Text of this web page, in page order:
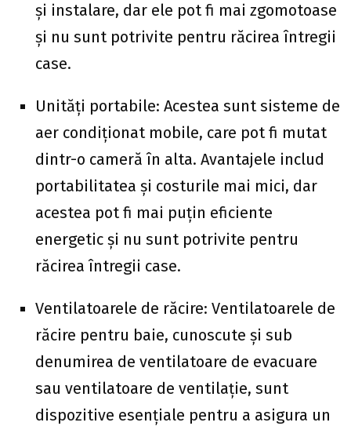
și instalare, dar ele pot fi mai zgomotoase
și nu sunt potrivite pentru răcirea întregii
case.
Unități portabile: Acestea sunt sisteme de
aer condiționat mobile, care pot fi mutat
dintr-o cameră în alta. Avantajele includ
portabilitatea și costurile mai mici, dar
acestea pot fi mai puțin eficiente
energetic și nu sunt potrivite pentru
răcirea întregii case.
Ventilatoarele de răcire: Ventilatoarele de
răcire pentru baie, cunoscute și sub
denumirea de ventilatoare de evacuare
sau ventilatoare de ventilație, sunt
dispozitive esențiale pentru a asigura un